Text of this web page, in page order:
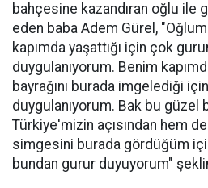
bahçesine kazandıran oğlu ile
eden baba Adem Gürel,
kapımda yaşattığı için çok
duygulanıyorum. Benim
bayrağını burada imgelediği
duygulanıyorum. Bak bu güzel
Türkiye'mizin açısından hem
simgesini burada gördüğüm
bundan gurur duyuyorum"